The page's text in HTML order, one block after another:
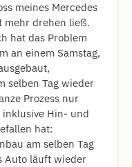
meines Mercedes
mehr drehen ließ.
hat das Problem
an einem Samstag,
selben Tag wieder
Prozess nur
Hin- und
hat:
am selben Tag
Auto läuft wieder